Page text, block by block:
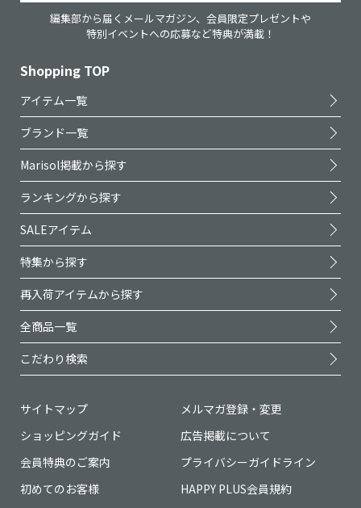
編集部から届くメールマガジン、会員限定プレゼントや
特別イベントへの応募など特典が満載！
Shopping TOP
アイテム一覧
ブランド一覧
Marisol掲載から探す
ランキングから探す
SALEアイテム
特集から探す
再入荷アイテムから探す
全商品一覧
こだわり検索
サイトマップ
メルマガ登録・変更
ショッピングガイド
広告掲載について
会員特典のご案内
プライバシーガイドライン
初めてのお客様
HAPPY PLUS会員規約